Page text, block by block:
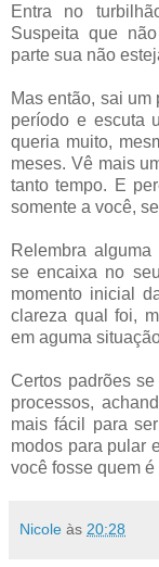
Entra no
Suspeita que
parte sua não
Mas então, sai
período e escuta
queria muito,
meses. Vê mais
tanto tempo. E
somente a você,
Relembra
se encaixa no
momento inicial
clareza qual foi,
em aguma
Certos padrões
processos,
mais fácil para
modos para pular
você fosse quem é
Nicole às 20:28